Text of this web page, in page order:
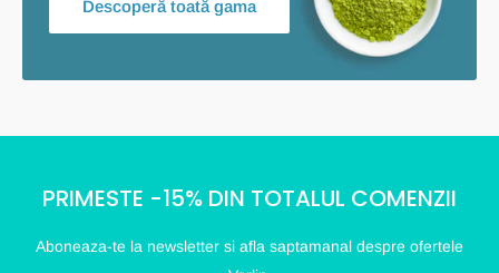
Descoperă toată gama
PRIMESTE -15% DIN TOTALUL COMENZII
Aboneaza-te la newsletter si afla saptamanal despre ofertele